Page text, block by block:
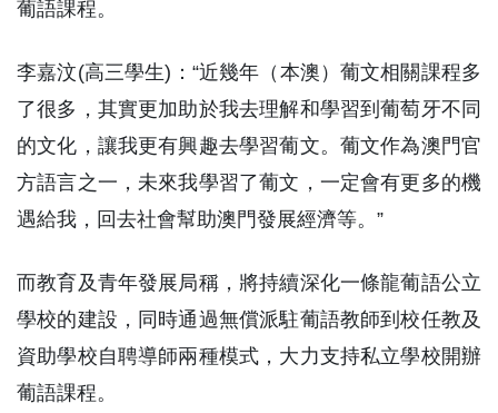
葡語課程。
李嘉汶(高三學生)：“近幾年（本澳）葡文相關課程多
了很多，其實更加助於我去理解和學習到葡萄牙不同
的文化，讓我更有興趣去學習葡文。葡文作為澳門官
方語言之一，未來我學習了葡文，一定會有更多的機
遇給我，回去社會幫助澳門發展經濟等。”
而教育及青年發展局稱，將持續深化一條龍葡語公立
學校的建設，同時通過無償派駐葡語教師到校任教及
資助學校自聘導師兩種模式，大力支持私立學校開辦
葡語課程。